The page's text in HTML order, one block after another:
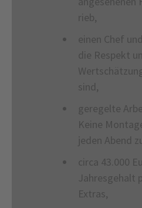
rieb,
einen Chef
die Respekt
sind,
geregelte
Keine
jeden Abend
circa 43.000
Jahresgehalt
Extras,